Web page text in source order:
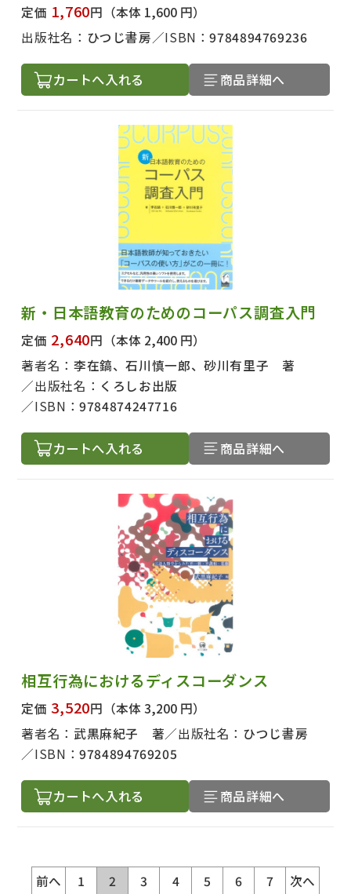
定価 1,760円 （本体 1,600 円）
出版社名： ひつじ書房 ISBN：9784894769236
カートへ入れる 商品詳細へ
新・日本語教育のためのコーパス調査入門
定価 2,640円 （本体 2,400 円）
著者名： 李在鎬、石川慎一郎、砂川有里子 著
出版社名： くろしお出版
ISBN：9784874247716
カートへ入れる 商品詳細へ
相互行為におけるディスコーダンス
定価 3,520円 （本体 3,200 円）
著者名： 武黒麻紀子 著 出版社名： ひつじ書房
ISBN：9784894769205
カートへ入れる 商品詳細へ
前へ 1 2 3 4 5 6 7 次へ